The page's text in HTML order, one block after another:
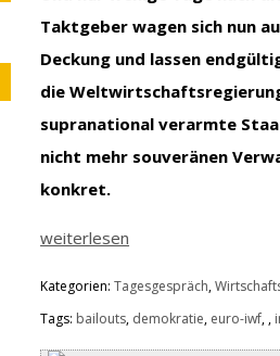
Taktgeber wagen sich nun
Deckung und lassen
die
supranational verarmte
nicht mehr souveränen
konkret.
weiterlesen
Kategorien:Tagesgespräch,
Tags: bailouts, demokratie, euro-iwf, ,